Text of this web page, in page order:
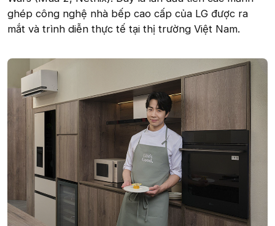
ghép công nghệ nhà bếp cao cấp của LG được ra
mắt và trình diễn thực tế tại thị trường Việt Nam.